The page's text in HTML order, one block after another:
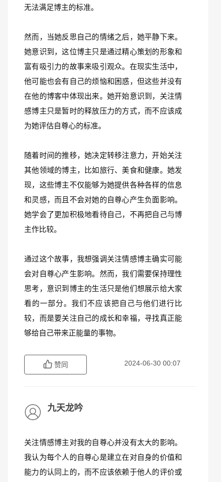
无法满足博主的标准。
然而，当她反思自己的情绪之后，她平静下来。
她意识到，这位博主只是通过精心策划的形象和
富有吸引力的故事来吸引观众。在现实生活中，
他可能也会有自己的烦恼和困惑，但这些并没有
在他的博客中体现出来。她开始意识到，关注情
感博主只是暂时的释放压力的方式，而不应该成
为她评估自尊心的标准。
随着时间的推移，她决定转移注意力，开始关注
其他领域的博主，比如旅行、美食和健康。她发
现，这些博主不仅能够为她提供各种各样的信息
和灵感，而且不会对她的自尊心产生负面影响。
她学会了更加积极地看待自己，不再把自己与博
主作比较。
通过这个故事，我想强调关注情感博主确实可能
会对自尊心产生影响。然而，我们需要保持理性
思考，意识到博主的生活只是他们想展示给大家
看的一部分。我们不应该把自己与他们进行比
较，而是要关注自己的成长和幸福，寻找真正能
够给自己带来正能量的事物。
赞同 2024-06-30 00:07
九天龙吟
关注情感博主对我的自尊心并没有太大的影响。
我认为每个人的自尊心是建立在对自身的价值和
能力的认同上的，而不应该依赖于他人的评价或